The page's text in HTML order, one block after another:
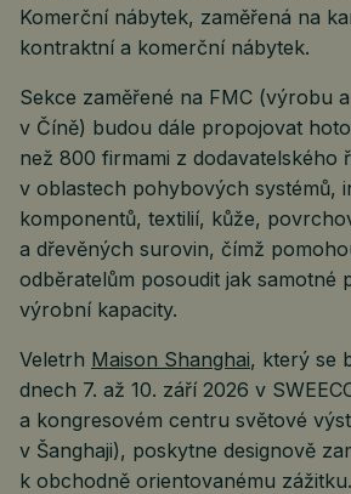
Komerční nábytek, zaměřená na
kontraktní a komerční nábytek.
Sekce zaměřené na FMC (výrobu
v Číně) budou dále propojovat
než 800 firmami z dodavatelského
v oblastech pohybových systémů,
komponentů, textilií, kůže,
a dřevěných surovin, čímž
odběratelům posoudit jak samotné
výrobní kapacity.
Veletrh Maison Shanghai, který se
dnech 7. až 10. září 2026 v
a kongresovém centru světové
v Šanghaji), poskytne designově
k obchodně orientovanému